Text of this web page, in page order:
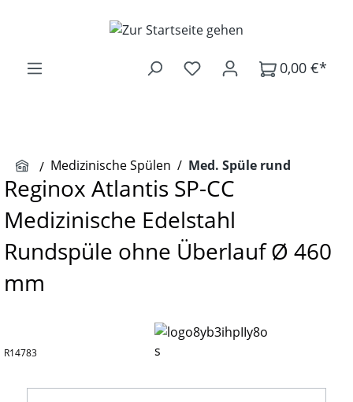
Zum Hauptinhalt springen
0,00 €*
Medizinische Spülen / Med. Spüle rund
Reginox Atlantis SP-CC
Medizinische Edelstahl
Rundspüle ohne Überlauf Ø 460
mm
R14783